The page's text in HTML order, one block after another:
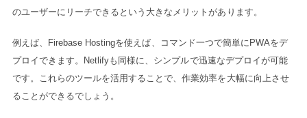
のユーザーにリーチできるという大きなメリットがあります。
例えば、Firebase Hostingを使えば、コマンド一つで簡単にPWAをデ
プロイできます。Netlifyも同様に、シンプルで迅速なデプロイが可能
です。これらのツールを活用することで、作業効率を大幅に向上させ
ることができるでしょう。